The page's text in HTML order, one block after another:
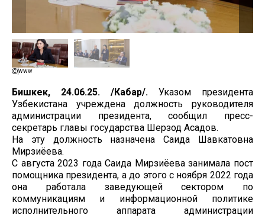
www
Бишкек, 24.06.25. /Кабар/. Указом президента
Узбекистана учреждена должность руководителя
администрации президента, сообщил пресс-
секретарь главы государства Шерзод Асадов.
На эту должность назначена Саида Шавкатовна
Мирзиёева.
С августа 2023 года Саида Мирзиёева занимала пост
помощника президента, а до этого с ноября 2022 года
она работала заведующей сектором по
коммуникациям и информационной политике
исполнительного аппарата администрации